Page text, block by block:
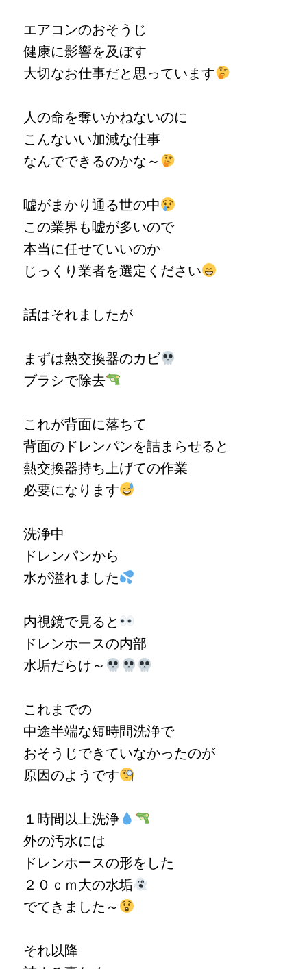
エアコンのおそうじ
健康に影響を及ぼす
大切なお仕事だと思っています
人の命を奪いかねないのに
こんないい加減な仕事
なんでできるのかな～
嘘がまかり通る世の中
この業界も嘘が多いので
本当に任せていいのか
じっくり業者を選定ください
話はそれましたが
まずは熱交換器のカビ
ブラシで除去
これが背面に落ちて
背面のドレンパンを詰まらせると
熱交換器持ち上げての作業
必要になります
洗浄中
ドレンパンから
水が溢れました
内視鏡で見ると
ドレンホースの内部
水垢だらけ～
これまでの
中途半端な短時間洗浄で
おそうじできていなかったのが
原因のようです
１時間以上洗浄
外の汚水には
ドレンホースの形をした
２０ｃｍ大の水垢
でてきました～
それ以降